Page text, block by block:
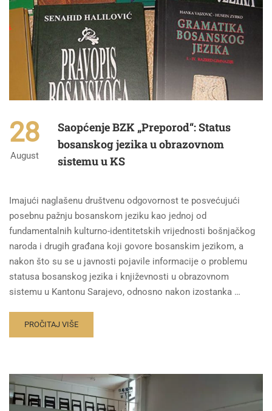
28
August
Saopćenje BZK „Preporod“: Status
bosanskog jezika u obrazovnom
sistemu u KS
Imajući naglašenu društvenu odgovornost te posvećujući
posebnu pažnju bosanskom jeziku kao jednoj od
fundamentalnih kulturno-identitetskih vrijednosti bošnjačkog
naroda i drugih građana koji govore bosanskim jezikom, a
nakon što su se u javnosti pojavile informacije o problemu
statusa bosanskog jezika i književnosti u obrazovnom
sistemu u Kantonu Sarajevo, odnosno nakon izostanka …
PROČITAJ VIŠE